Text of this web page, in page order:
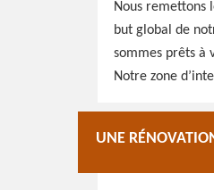
Nous remettons
but global de
sommes prêts à
Notre zone
UNE